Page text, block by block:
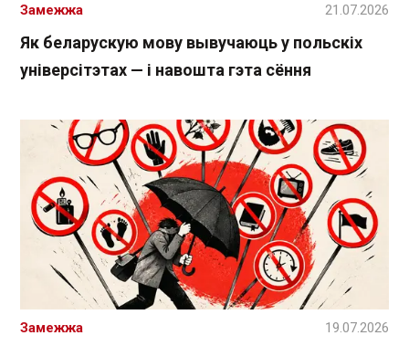
Як беларускую мову вывучаюць у польскіх
універсітэтах — і навошта гэта сёння
Замежжа 21.07.2026
Замежжа 19.07.2026